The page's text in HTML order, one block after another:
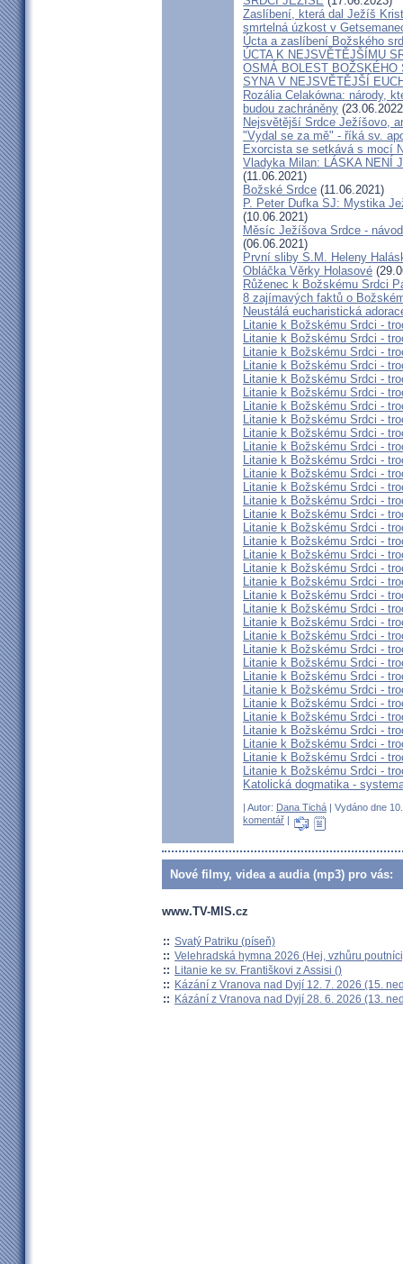
Zaslíbení, která dal Ježíš
smrtelná úzkost v
Úcta a zaslíbení Božského
ÚCTA K NEJSVĚTĚJŠÍMU
OSMÁ BOLEST BOŽSKÉHO
SYNA V NEJSVĚTĚJŠÍ
Rozália Celakówna: národy,
budou zachráněny
Nejsvětější Srdce Ježíšovo,
"Vydal se za mě" - říká sv.
Exorcista se setkává s mocí
Vladyka Milan: LÁSKA NENÍ
(11.06.2021)
Božské Srdce (11.06.2021)
P. Peter Dufka SJ: Mystika
(10.06.2021)
Měsíc Ježíšova Srdce -
(06.06.2021)
První sliby S.M. Heleny
Obláčka Věrky Holasové
Růženec k Božskému Srdci
8 zajímavých faktů o
Neustálá eucharistická
Litanie k Božskému Srdci -
Litanie k Božskému Srdci -
Litanie k Božskému Srdci -
Litanie k Božskému Srdci -
Litanie k Božskému Srdci -
Litanie k Božskému Srdci -
Litanie k Božskému Srdci -
Litanie k Božskému Srdci -
Litanie k Božskému Srdci -
Litanie k Božskému Srdci -
Litanie k Božskému Srdci -
Litanie k Božskému Srdci -
Litanie k Božskému Srdci -
Litanie k Božskému Srdci -
Litanie k Božskému Srdci -
Litanie k Božskému Srdci -
Litanie k Božskému Srdci -
Litanie k Božskému Srdci -
Litanie k Božskému Srdci -
Litanie k Božskému Srdci -
Litanie k Božskému Srdci -
Litanie k Božskému Srdci -
Litanie k Božskému Srdci -
Litanie k Božskému Srdci -
Litanie k Božskému Srdci -
Litanie k Božskému Srdci -
Litanie k Božskému Srdci -
Litanie k Božskému Srdci -
Litanie k Božskému Srdci -
Litanie k Božskému Srdci -
Litanie k Božskému Srdci -
Litanie k Božskému Srdci -
Litanie k Božskému Srdci -
Litanie k Božskému Srdci -
Katolická dogmatika -
| Autor: Dana Tichá | Vydáno dne
komentář |
Nové filmy, videa a audia (mp3) pro vás:
www.TV-MIS.cz
:: Svatý Patriku (píseň)
:: Velehradská hymna 2026 (Hej, vzhůru
:: Litanie ke sv. Františkovi z Assisi ()
:: Kázání z Vranova nad Dyjí 12. 7. 2026 (15.
:: Kázání z Vranova nad Dyjí 28. 6. 2026 (13.